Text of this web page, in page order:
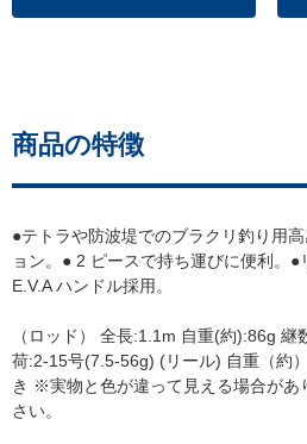
商品の特徴
●テトラや防波堤でのブラクリ釣り用
ョン。● 2 ピースで持ち運びに便利。
E.V.A ハンドル採用。
（ロッド） 全長:1.1m 自重(約):86g
荷:2-15号(7.5-56g) (リール) 自重（約
き ※実物と色が違って見える場合があ
さい。